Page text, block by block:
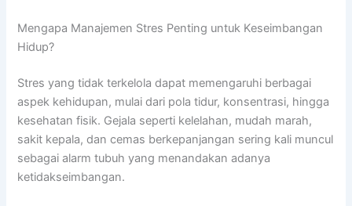
Mengapa Manajemen Stres Penting untuk Keseimbangan
Hidup?
Stres yang tidak terkelola dapat memengaruhi berbagai
aspek kehidupan, mulai dari pola tidur, konsentrasi, hingga
kesehatan fisik. Gejala seperti kelelahan, mudah marah,
sakit kepala, dan cemas berkepanjangan sering kali muncul
sebagai alarm tubuh yang menandakan adanya
ketidakseimbangan.